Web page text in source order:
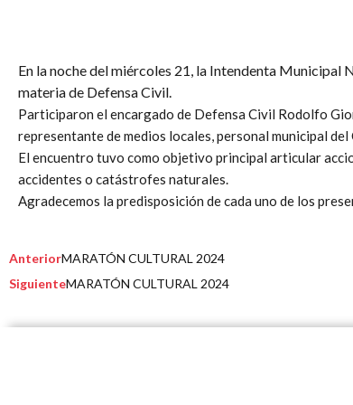
En la noche del miércoles 21, la Intendenta
materia de Defensa Civil.
Participaron el encargado de Defensa Civil Rodolfo
representante de medios locales, personal municipal
El encuentro tuvo como objetivo principal articular
accidentes o catástrofes naturales.
Agradecemos la predisposición de cada uno de los
Prev
AnteriorMARATÓN CULTURAL 2024
SiguienteMARATÓN CULTURAL 2024